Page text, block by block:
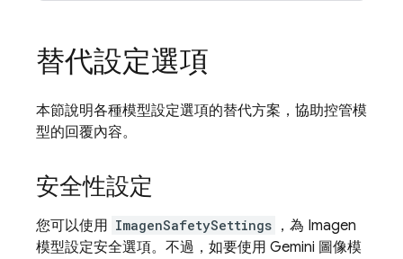
替代設定選項
本節說明各種模型設定選項的替代方案，協助控管模
型的回覆內容。
安全性設定
您可以使用 ImagenSafetySettings ，為 Imagen
模型設定安全選項。不過，如要使用 Gemini 圖像模